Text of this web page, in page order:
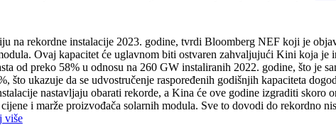
na rekordne instalacije 2023. godine, tvrdi Bloomberg NEF koji je
Ovaj kapacitet će uglavnom biti ostvaren zahvaljujući Kini koja
od preko 58% u odnosu na 260 GW instaliranih 2022. godine, što je
ukazuje da se udvostručenje raspoređenih godišnjih kapaciteta
nastavljaju obarati rekorde, a Kina će ove godine izgraditi
i marže proizvođača solarnih modula. Sve to dovodi do rekordno
više